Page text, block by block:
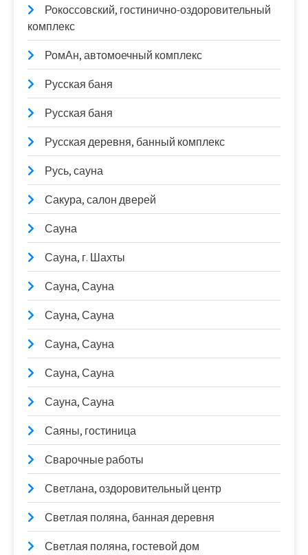
Рокоссовский, гостинично-оздоровительный
комплекс
РомАн, автомоечный комплекс
Русская баня
Русская баня
Русская деревня, банный комплекс
Русь, сауна
Сакура, салон дверей
Сауна
Сауна, г. Шахты
Сауна, Сауна
Сауна, Сауна
Сауна, Сауна
Сауна, Сауна
Сауна, Сауна
Саяны, гостиница
Сварочные работы
Светлана, оздоровительный центр
Светлая поляна, банная деревня
Светлая поляна, гостевой дом